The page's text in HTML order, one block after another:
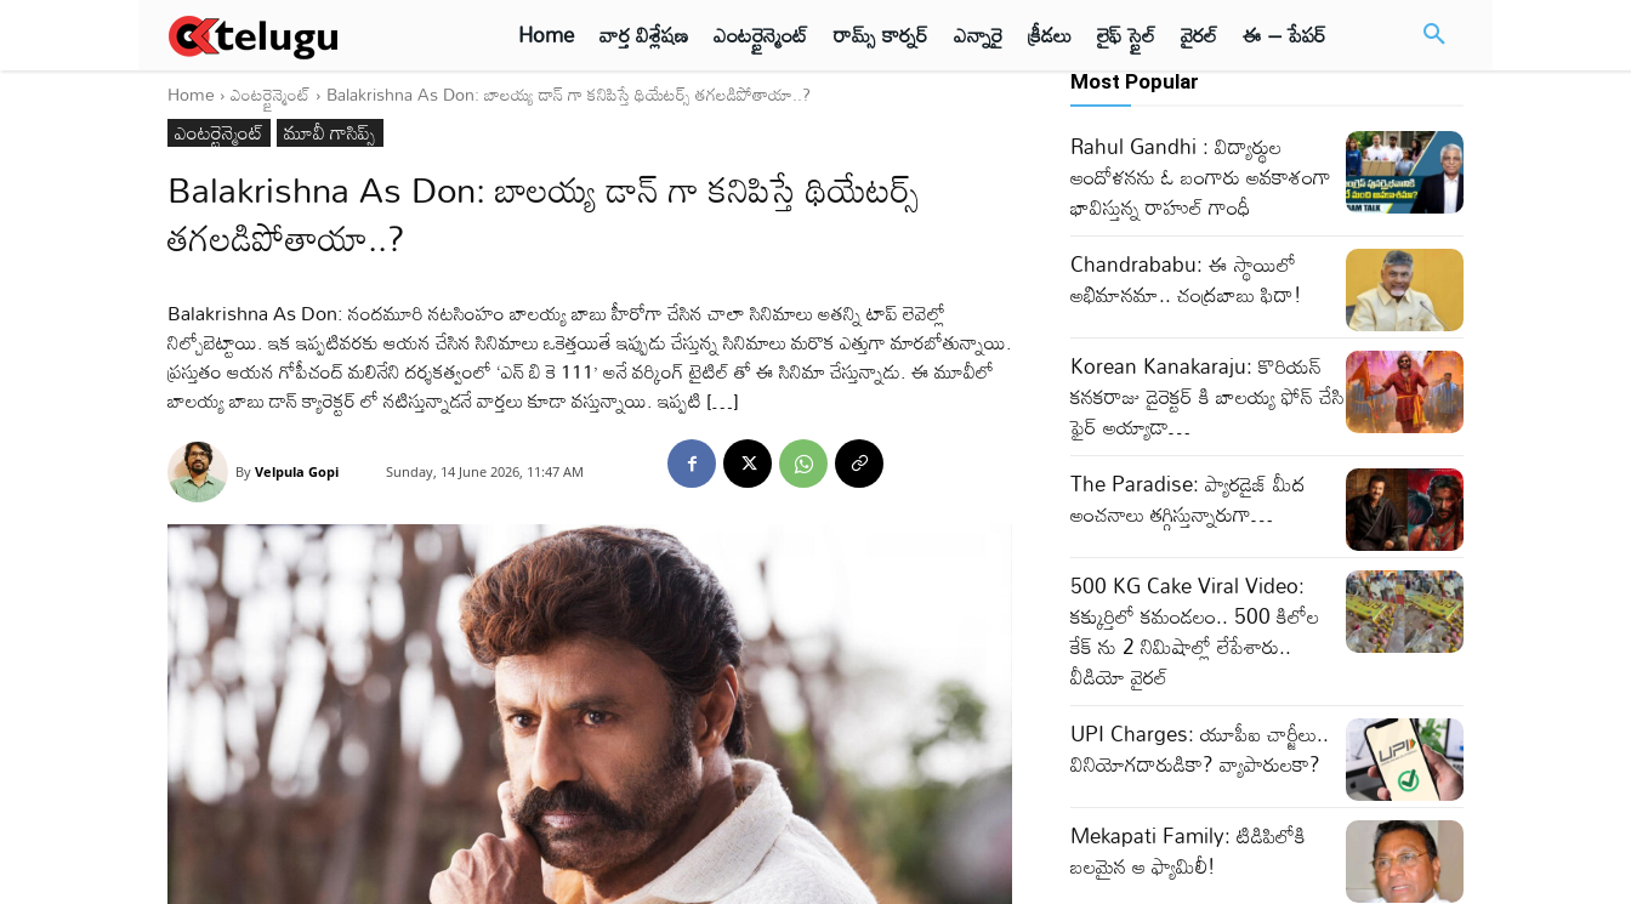
Home వార్త విశ్లేషణ ఎంటర్టైన్మెంట్ రామ్స్ కార్నర్ ఎన్నారై క్రీడలు లైఫ్ స్టైల్ వైరల్ ఈ – పేపర్
Home ఎంటర్టైన్మెంట్ Balakrishna As Don: బాలయ్య డాన్ గా కనిపిస్తే థియేటర్స్ తగలడిపోతాయా..?
ఎంటర్టైన్మెంట్ మూవీ గాసిప్స్
Balakrishna As Don: బాలయ్య డాన్ గా కనిపిస్తే థియేటర్స్
తగలడిపోతాయా..?
Balakrishna As Don: నందమూరి నటసింహం బాలయ్య బాబు హీరోగా చేసిన చాలా సినిమాలు అతన్ని టాప్ లెవెల్లో
నిల్చోబెట్టాయి. ఇక ఇప్పటివరకు ఆయన చేసిన సినిమాలు ఒకెత్తయితే ఇప్పుడు చేస్తున్న సినిమాలు మరొక ఎత్తుగా మారబోతున్నాయి.
ప్రస్తుతం ఆయన గోపీచంద్ మలినేని దర్శకత్వంలో ‘ఎన్ బి కె 111’ అనే వర్కింగ్ టైటిల్ తో ఈ సినిమా చేస్తున్నాడు. ఈ మూవీలో
బాలయ్య బాబు డాన్ క్యారెక్టర్ లో నటిస్తున్నాడనే వార్తలు కూడా వస్తున్నాయి. ఇప్పటి […]
By Velpula Gopi Sunday, 14 June 2026, 11:47 AM
Most Popular
Rahul Gandhi : విద్యార్థుల
ఆందోళనను ఓ బంగారు అవకాశంగా
భావిస్తున్న రాహుల్ గాంధీ
Chandrababu: ఈ స్థాయిలో
అభిమానమా.. చంద్రబాబు ఫిదా!
Korean Kanakaraju: కొరియన్
కనకరాజు డైరెక్టర్ కి బాలయ్య ఫోన్ చేసి
ఫైర్ అయ్యాడా…
The Paradise: ప్యారడైజ్ మీద
అంచనాలు తగ్గిస్తున్నారుగా…
500 KG Cake Viral Video:
కక్కుర్తిలో కమండలం.. 500 కిలోల
కేక్ ను 2 నిమిషాల్లో లేపేశారు..
వీడియో వైరల్
UPI Charges: యూపీఐ చార్జీలు..
వినియోగదారుడికా? వ్యాపారులకా?
Mekapati Family: టిడిపిలోకి
బలమైన ఆ ఫ్యామిలీ!